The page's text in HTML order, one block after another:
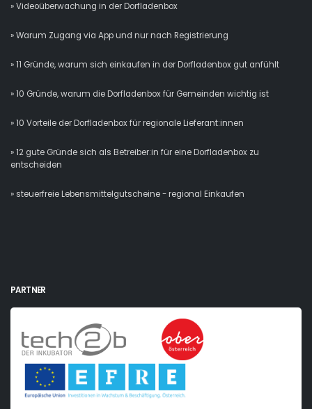
» Videoüberwachung in der Dorfladenbox
» Warum Zugang via App und nur nach Registrierung
» 11 Gründe, warum sich einkaufen in der Dorfladenbox gut anfühlt
» 10 Gründe, warum die Dorfladenbox für Gemeinden wichtig ist
» 10 Vorteile der Dorfladenbox für regionale Lieferant:innen
» 12 gute Gründe sich als Betreiber:in für eine Dorfladenbox zu
entscheiden
» steuerfreie Lebensmittelgutscheine - regional Einkaufen
PARTNER